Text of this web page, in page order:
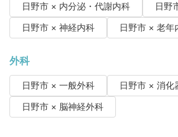
日野市 × 内分泌・代謝内科
日野
日野市 × 神経内科
日野市 × 老年
外科
日野市 × 一般外科
日野市 × 消化
日野市 × 脳神経外科